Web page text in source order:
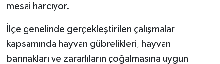
mesai harcıyor.
İlçe genelinde gerçekleştirilen çalışmalar
kapsamında hayvan gübrelikleri, hayvan
barınakları ve zararlıların çoğalmasına uygun